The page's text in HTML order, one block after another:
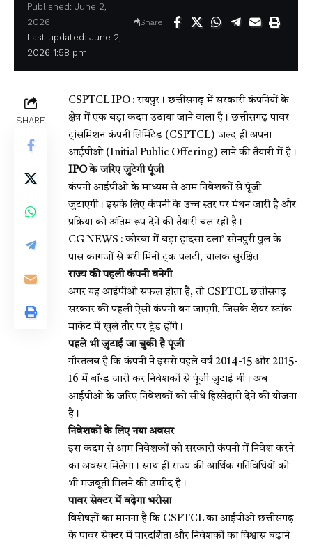
Last updated: June 2,
2026 1:58 pm
Published: June 2,
2026
Share
SHARE
CSPTCL IPO : रायपुर। छत्तीसगढ़ में सरकारी कंपनियों के
क्षेत्र में एक बड़ा कदम उठाया जाने वाला है। छत्तीसगढ़ पावर
ट्रांसमिशन कंपनी लिमिटेड (CSPTCL) जल्द ही अपना
आईपीओ (Initial Public Offering) लाने की तैयारी में है।
IPO के जरिए जुटेगी पूंजी
कंपनी आईपीओ के माध्यम से आम निवेशकों से पूंजी
जुटाएगी। इसके लिए कंपनी के उच्च स्तर पर मंथन जारी है और
प्रक्रिया को अंतिम रूप देने की तैयारी चल रही है।
CG NEWS : कोरबा में बड़ा हादसा टला’ सोनपुरी पुल के
पास कागजों से भरी मिनी ट्रक पलटी, चालक सुरक्षित
राज्य की पहली कंपनी बनेगी
अगर यह आईपीओ सफल होता है, तो CSPTCL छत्तीसगढ़
सरकार की पहली ऐसी कंपनी बन जाएगी, जिसके शेयर स्टॉक
मार्केट में खुले तौर पर ट्रेड होंगे।
पहले भी जुटाई जा चुकी है पूंजी
गौरतलब है कि कंपनी ने इससे पहले वर्ष 2014-15 और 2015-
16 में बॉन्ड जारी कर निवेशकों से पूंजी जुटाई थी। अब
आईपीओ के जरिए निवेशकों को सीधे हिस्सेदारी देने की योजना
है।
निवेशकों के लिए नया अवसर
इस कदम से आम निवेशकों को सरकारी कंपनी में निवेश करने
का अवसर मिलेगा। साथ ही राज्य की आर्थिक गतिविधियों को
भी मजबूती मिलने की उम्मीद है।
पावर सेक्टर में बढ़ेगा भरोसा
विशेषज्ञों का मानना है कि CSPTCL का आईपीओ छत्तीसगढ़
के पावर सेक्टर में पारदर्शिता और निवेशकों का विश्वास बढ़ाने